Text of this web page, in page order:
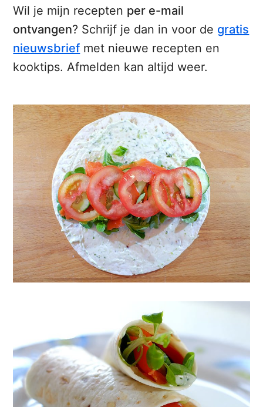
Wil je mijn recepten per e-mail
ontvangen? Schrijf je dan in voor de gratis
nieuwsbrief met nieuwe recepten en
kooktips. Afmelden kan altijd weer.